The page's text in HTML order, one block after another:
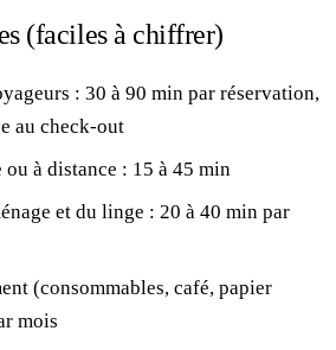
(faciles à chiffrer)
: 30 à 90 min par réservation,
au check-out
à distance : 15 à 45 min
et du linge : 20 à 40 min par
(consommables, café, papier
mois